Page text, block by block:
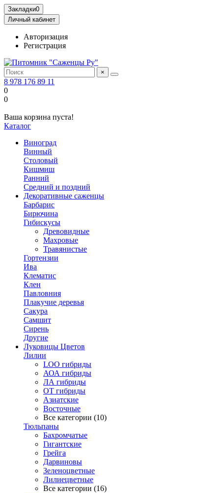
Закладки0
Личный кабинет
Авторизация
Регистрация
×
8 978 176 89 11
0
0
Ваша корзина пуста!
Каталог
Виноград
Винный
Столовый
Кишмиш
Ранний
Средний и поздний
Декоративные саженцы
Барбарис
Бирючина
Гибискусы
Древовидные
Махровые
Травянистые
Гортензии
Ива
Клематис
Клен
Павловния
Плакучие деревья
Сакура
Самшит
Сирень
Другие
Луковицы Цветов
Лилии
LOO гибриды
АОА гибриды
ЛА гибриды
ОТ гибриды
Азиатские
Восточные
Все категории (10)
Тюльпаны
Бахромчатые
Гигантские
Грейга
Дарвиновы
Зеленоцветные
Лилиецветные
Все категории (16)